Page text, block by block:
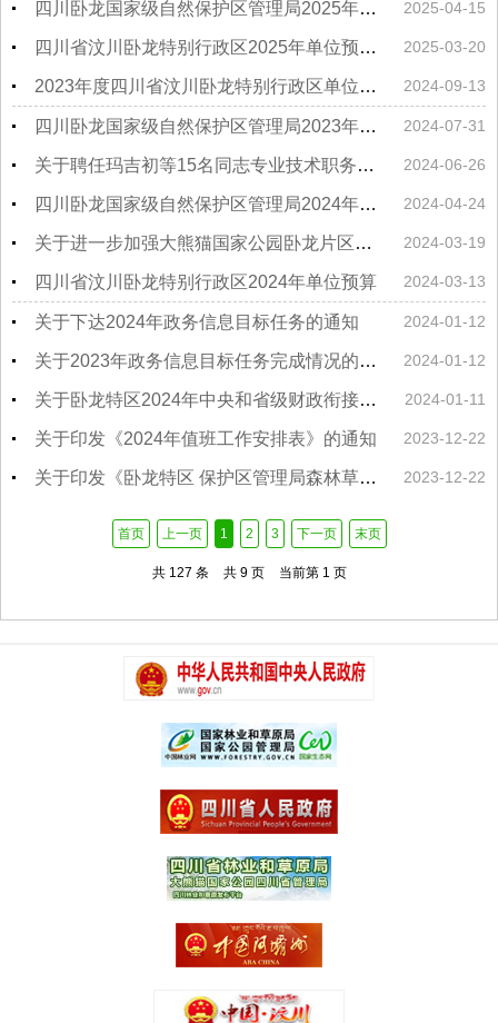
2025-04-15
四川卧龙国家级自然保护区管理局2025年中央部门预算
2025-03-20
四川省汶川卧龙特别行政区2025年单位预算目录
2024-09-13
2023年度四川省汶川卧龙特别行政区单位决算
2024-07-31
四川卧龙国家级自然保护区管理局2023年度部门决算
2024-06-26
关于聘任玛吉初等15名同志专业技术职务和岗位的通知
2024-04-24
四川卧龙国家级自然保护区管理局2024年中央部门预算
2024-03-19
关于进一步加强大熊猫国家公园卧龙片区内自然资源管理的通知
2024-03-13
四川省汶川卧龙特别行政区2024年单位预算
2024-01-12
关于下达2024年政务信息目标任务的通知
2024-01-12
关于2023年政务信息目标任务完成情况的通报
2024-01-11
关于卧龙特区2024年中央和省级财政衔接推进乡村振兴补助资金分配结果的公告
2023-12-22
关于印发《2024年值班工作安排表》的通知
2023-12-22
关于印发《卧龙特区 保护区管理局森林草原火灾应急预案（2023年12月修订）》的通知
首页 上一页 1 2 3 下一页 末页
共 127 条 共 9 页 当前第 1 页